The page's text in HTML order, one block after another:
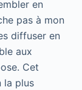
en
pas à mon
diffuser en
aux
Cet
la plus